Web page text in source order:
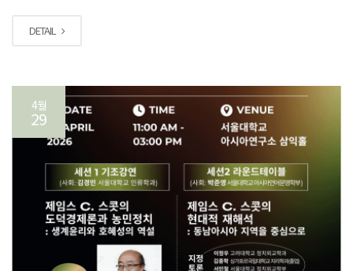
DETAIL
4월
29